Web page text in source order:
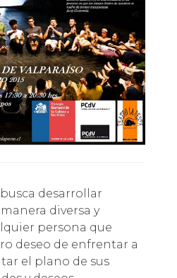
diversa y
persona que
deseo de enfrentar a
el plano de sus